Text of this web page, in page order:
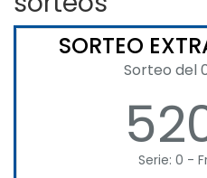
SORTEO
Sorteo del
Serie: 0 -